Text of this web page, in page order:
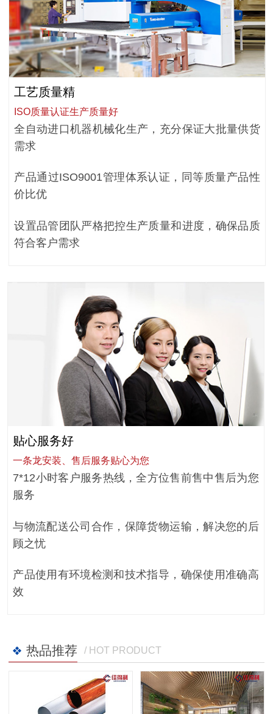
工艺质量精
ISO质量认证生产质量好
全自动进口机器机械化生产，充分保证大批量供货
需求
产品通过ISO9001管理体系认证，同等质量产品性
价比优
设置品管团队严格把控生产质量和进度，确保品质
符合客户需求
贴心服务好
一条龙安装、售后服务贴心为您
7*12小时客户服务热线，全方位售前售中售后为您
服务
与物流配送公司合作，保障货物运输，解决您的后
顾之忧
产品使用有环境检测和技术指导，确保使用准确高
效
热品推荐 / HOT PRODUCT